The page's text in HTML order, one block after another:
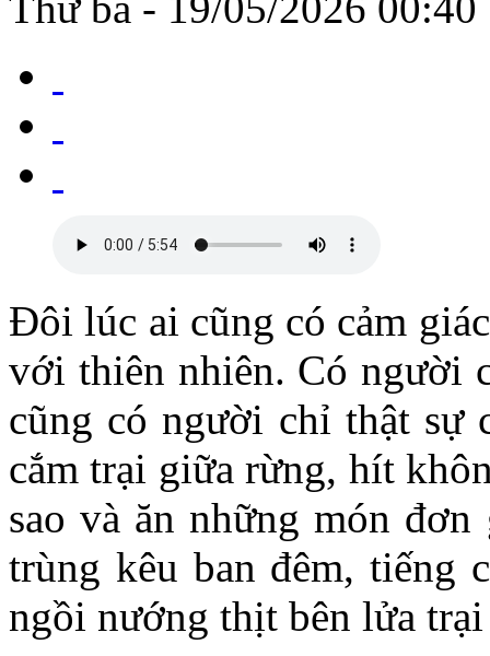
Đôi lúc ai cũng có cảm
với thiên nhiên. Có người
cũng có người chỉ thật sự
cắm trại giữa rừng, hít
sao và ăn những món
trùng kêu ban đêm, tiếng
ngồi nướng thịt bên lửa